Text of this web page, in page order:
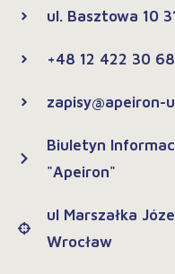
ul. Basztowa 10
+48 12 422 30
zapisy@apeiron-
Biuletyn
"Apeiron"
ul Marszałka
Wrocław